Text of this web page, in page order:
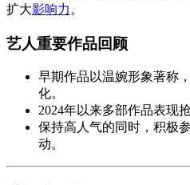
扩大影响力 。
艺人重要作品回顾
早期作品以温婉形象著称
化。
2024年以来多部作品表现
保持高人气的同时，积极
动。